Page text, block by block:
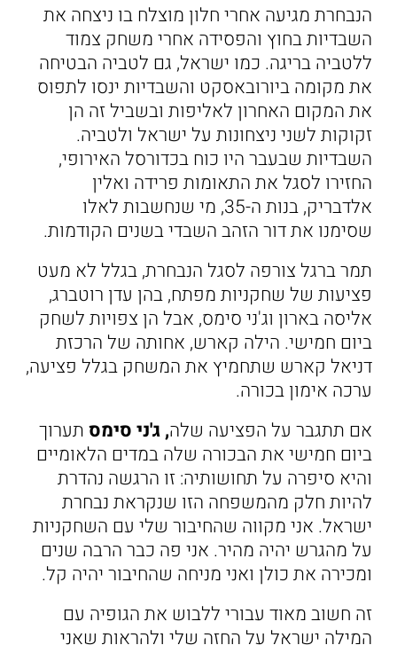
הנבחרת מגיעה אחרי חלון מוצלח בו ניצחה את
השבדיות בחוץ והפסידה אחרי משחק צמוד
ללטביה בריגה. כמו ישראל, גם לטביה הבטיחה
את מקומה ביורובאסקט והשבדיות ינסו לתפוס
את המקום האחרון לאליפות ובשביל זה הן
זקוקות לשני ניצחונות על ישראל ולטביה.
השבדיות שבעבר היו כוח בכדורסל האירופי,
החזירו לסגל את התאומות פרידה ואלין
אלדבריק, בנות ה-35, מי שנחשבות לאלו
שסימנו את דור הזהב השבדי בשנים הקודמות.
תמר ברגל צורפה לסגל הנבחרת, בגלל לא מעט
פציעות של שחקניות מפתח, בהן עדן רוטברג,
אליסה בארון וג'ני סימס, אבל הן צפויות לשחק
ביום חמישי. הילה קארש, אחותה של הרכזת
דניאל קארש שתחמיץ את המשחק בגלל פציעה,
ערכה אימון בכורה.
אם תתגבר על הפציעה שלה, ג'ני סימסתערוך
ביום חמישי את הבכורה שלה במדים הלאומיים
והיא סיפרה על תחושותיה: זו הרגשה נהדרת
להיות חלק מהמשפחה הזו שנקראת נבחרת
ישראל. אני מקווה שהחיבור שלי עם השחקניות
על מהגרש יהיה מהיר. אני פה כבר הרבה שנים
ומכירה את כולן ואני מניחה שהחיבור יהיה קל.
זה חשוב מאוד עבורי ללבוש את הגופיה עם
המילה ישראל על החזה שלי ולהראות שאני